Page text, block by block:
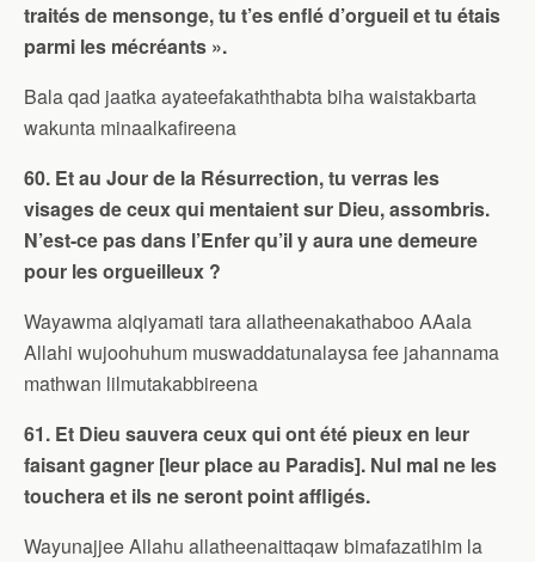
traités de mensonge, tu t’es enflé d’orgueil et tu étais
parmi les mécréants ».
Bala qad jaatka ayateefakaththabta biha waistakbarta
wakunta minaalkafireena
60. Et au Jour de la Résurrection, tu verras les
visages de ceux qui mentaient sur Dieu, assombris.
N’est-ce pas dans l’Enfer qu’il y aura une demeure
pour les orgueilleux ?
Wayawma alqiyamati tara allatheenakathaboo AAala
Allahi wujoohuhum muswaddatunalaysa fee jahannama
mathwan lilmutakabbireena
61. Et Dieu sauvera ceux qui ont été pieux en leur
faisant gagner [leur place au Paradis]. Nul mal ne les
touchera et ils ne seront point affligés.
Wayunajjee Allahu allatheenaittaqaw bimafazatihim la